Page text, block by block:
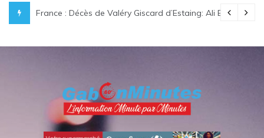
gabonaise au destin hors du commun
France : Décès de Valéry Giscard d’Estaing: Ali Bongo
gabonminutes.com
l'information minutes par minutes